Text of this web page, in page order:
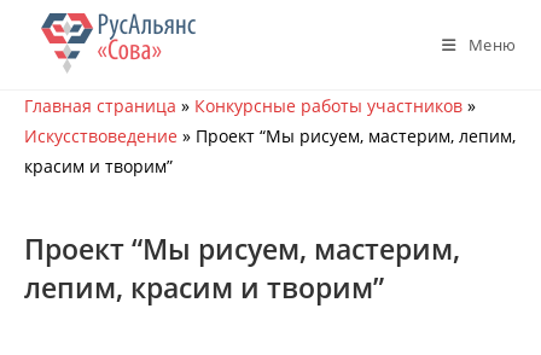
Перейти
содержимому
Меню
Главная страница » Конкурсные работы участников »
Искусствоведение » Проект “Мы рисуем, мастерим, лепим,
красим и творим”
Проект “Мы рисуем, мастерим,
лепим, красим и творим”